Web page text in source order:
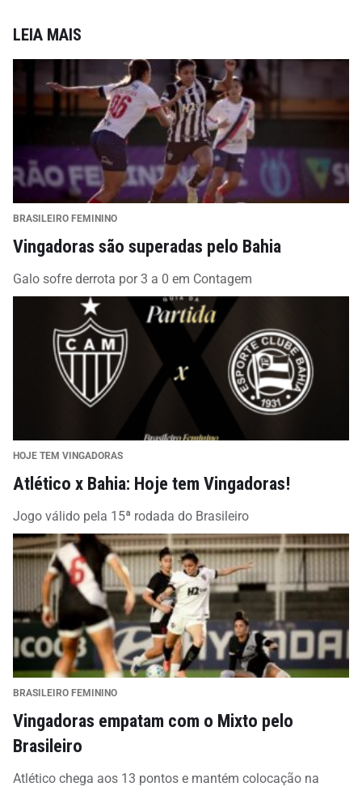
LEIA MAIS
BRASILEIRO FEMININO
Vingadoras são superadas pelo Bahia
Galo sofre derrota por 3 a 0 em Contagem
HOJE TEM VINGADORAS
Atlético x Bahia: Hoje tem Vingadoras!
Jogo válido pela 15ª rodada do Brasileiro
BRASILEIRO FEMININO
Vingadoras empatam com o Mixto pelo
Brasileiro
Atlético chega aos 13 pontos e mantém colocação na